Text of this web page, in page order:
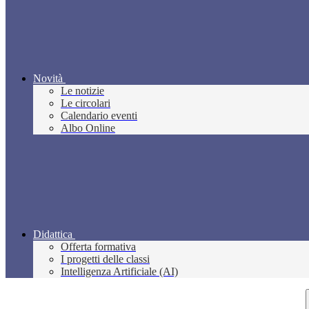
Novità
Le notizie
Le circolari
Calendario eventi
Albo Online
Didattica
Offerta formativa
I progetti delle classi
Intelligenza Artificiale (AI)